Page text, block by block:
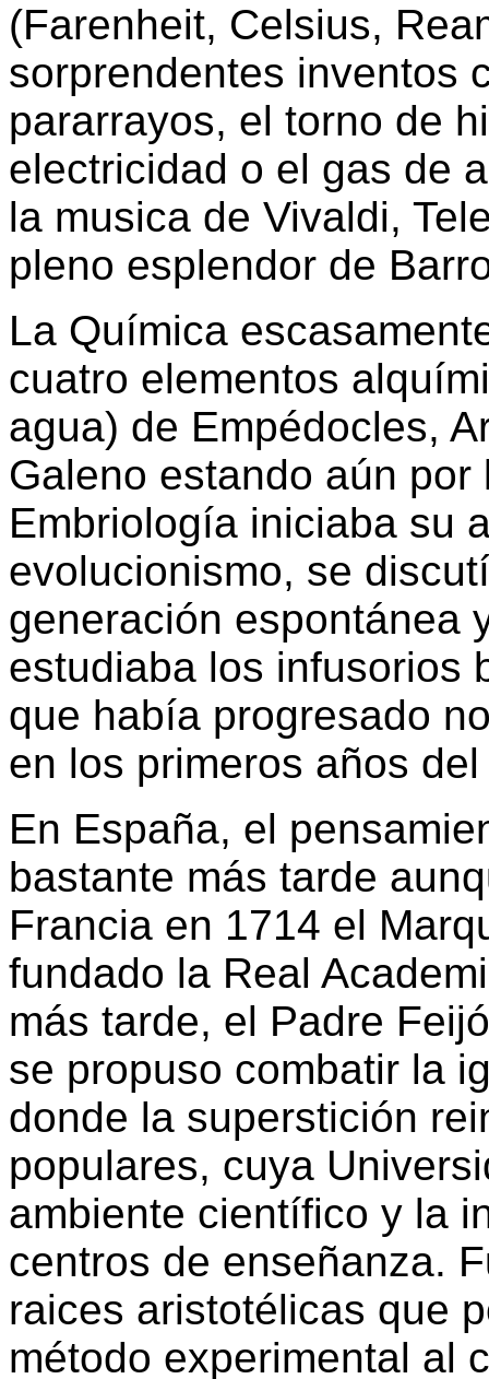
(Farenheit, Celsius,
sorprendentes inventos
pararrayos, el torno de
electricidad o el gas de
la musica de Vivaldi,
pleno esplendor de
La Química
cuatro elementos
agua) de Empédocles,
Galeno estando aún
Embriología iniciaba su
evolucionismo, se
generación espontánea
estudiaba los infusorios
que había progresado
en los primeros años
En España, el
bastante más tarde
Francia en 1714 el
fundado la Real
más tarde, el Padre
se propuso combatir la
donde la superstición
populares, cuya
ambiente científico y la
centros de enseñanza.
raices aristotélicas que
método experimental al